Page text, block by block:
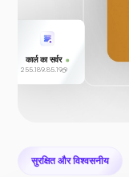
कार्ल का सर्वर
255.189.85.19
सुरक्षित और विश्वसनीय